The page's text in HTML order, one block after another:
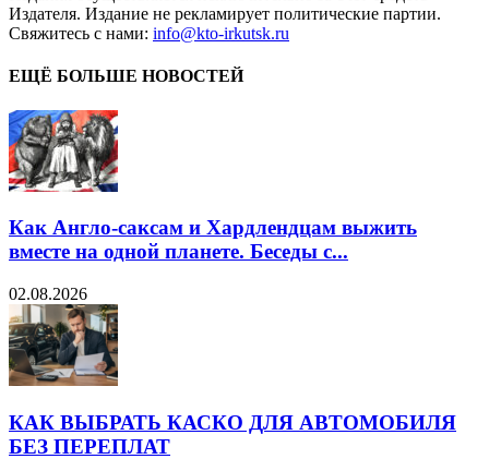
Издателя. Издание не рекламирует политические партии.
Свяжитесь с нами: info@kto-irkutsk.ru
ЕЩЁ БОЛЬШЕ НОВОСТЕЙ
Как Англо-саксам и Хардлендцам выжить
вместе на одной планете. Беседы с...
02.08.2026
КАК ВЫБРАТЬ КАСКО ДЛЯ АВТОМОБИЛЯ
БЕЗ ПЕРЕПЛАТ